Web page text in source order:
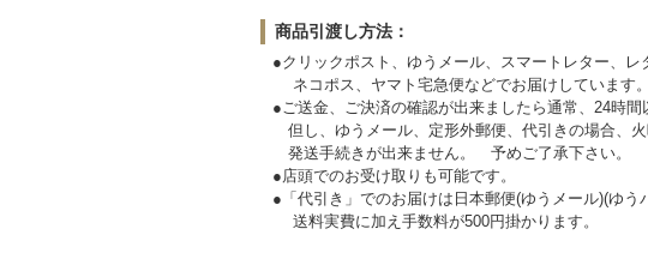
商品引渡し方法：
●クリックポスト、ゆうメール、スマートレター、レ
ネコポス、ヤマト宅急便などでお届けしています。
●ご送金、ご決済の確認が出来ましたら通常、24時
但し、ゆうメール、定形外郵便、代引きの場合、
発送手続きが出来ません。 予めご了承
●店頭でのお受け取りも可能です。
●「代引き」でのお届けは日本郵便(ゆうメール)(ゆう
送料実費に加え手数料が500円掛かります。